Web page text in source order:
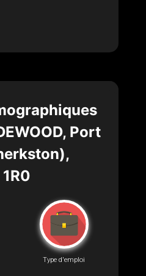
Port
Type d'emploi